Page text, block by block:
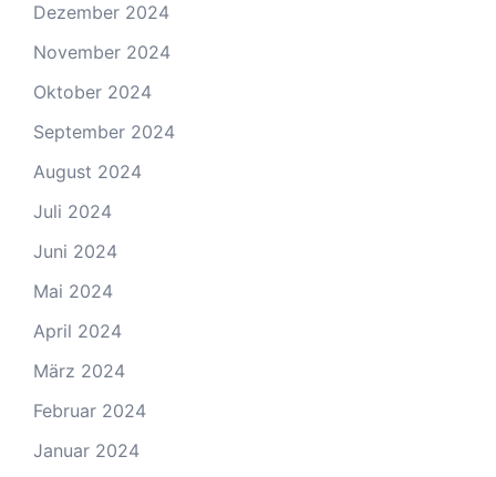
Dezember 2024
November 2024
Oktober 2024
September 2024
August 2024
Juli 2024
Juni 2024
Mai 2024
April 2024
März 2024
Februar 2024
Januar 2024